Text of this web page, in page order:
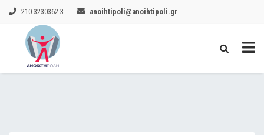
210 3230362-3 anoihtipoli@anoihtipoli.gr